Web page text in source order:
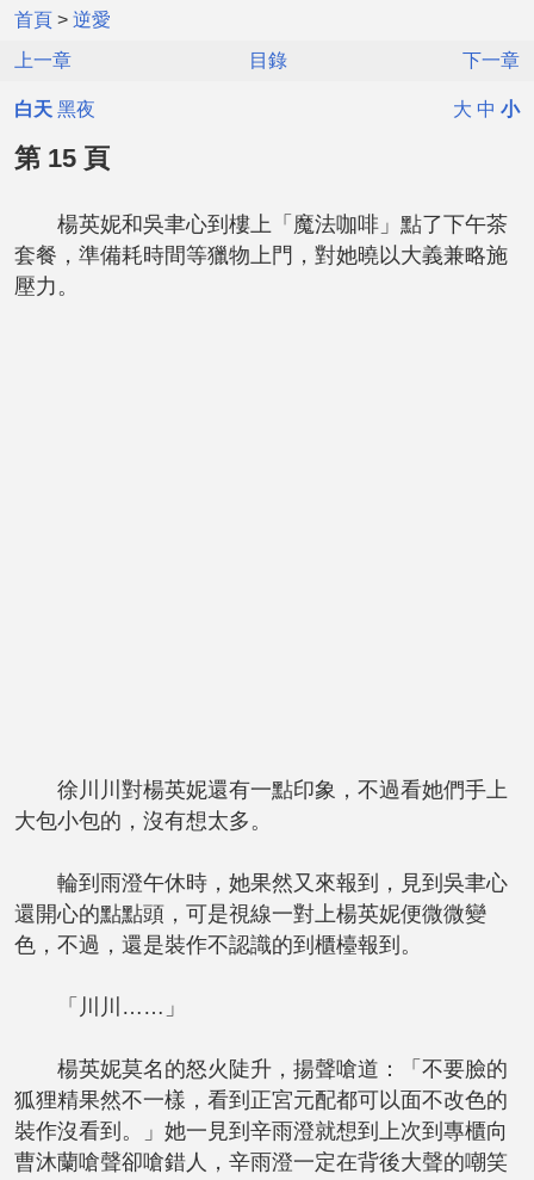
首頁 > 逆愛
上一章
目錄 下一章
白天 黑夜 大 中 小
第 15 頁
楊英妮和吳聿心到樓上「魔法咖啡」點了下午茶
套餐，準備耗時間等獵物上門，對她曉以大義兼略施
壓力。
徐川川對楊英妮還有一點印象，不過看她們手上
大包小包的，沒有想太多。
輪到雨澄午休時，她果然又來報到，見到吳聿心
還開心的點點頭，可是視線一對上楊英妮便微微變
色，不過，還是裝作不認識的到櫃檯報到。
「川川……」
楊英妮莫名的怒火陡升，揚聲嗆道：「不要臉的
狐狸精果然不一樣，看到正宮元配都可以面不改色的
裝作沒看到。」她一見到辛雨澄就想到上次到專櫃向
曹沐蘭嗆聲卻嗆錯人，辛雨澄一定在背後大聲的嘲笑